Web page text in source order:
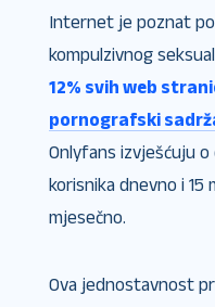
Internet je poznat
kompulzivnog
12% svih web
pornografski
Onlyfans izvješćuju
korisnika dnevno i 15
mjesečno.
Ova jednostavnost